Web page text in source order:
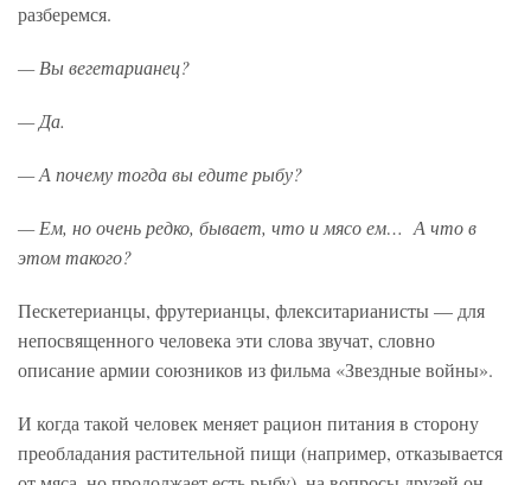
разберемся.
— Вы вегетарианец?
— Да.
— А почему тогда вы едите рыбу?
— Ем, но очень редко, бывает, что и мясо ем… А что в
этом такого?
Пескетерианцы, фрутерианцы, флекситарианисты — для
непосвященного человека эти слова звучат, словно
описание армии союзников из фильма «Звездные войны».
И когда такой человек меняет рацион питания в сторону
преобладания растительной пищи (например, отказывается